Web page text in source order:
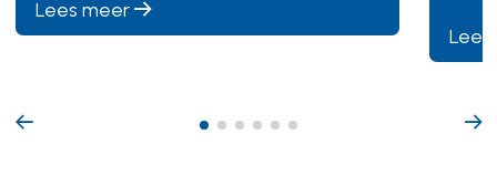
Dakluik heki
Lees meer